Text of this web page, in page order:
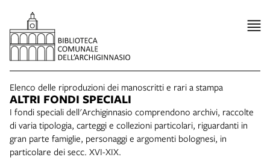
Elenco delle riproduzioni dei manoscritti e rari a stampa
ALTRI FONDI SPECIALI
I fondi speciali dell'Archiginnasio comprendono archivi, raccolte
di varia tipologia, carteggi e collezioni particolari, riguardanti in
gran parte famiglie, personaggi e argomenti bolognesi, in
particolare dei secc. XVI-XIX.